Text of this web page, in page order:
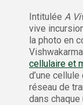
Intitulée A
vive
la photo en
cellulaire et
d’une
réseau de
dans